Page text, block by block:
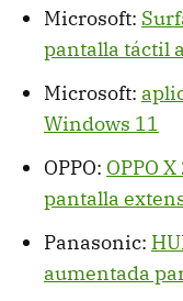
Microsoft:
pantalla táctil
Microsoft:
Windows 11
OPPO: OPPO
pantalla
Panasonic:
aumentada